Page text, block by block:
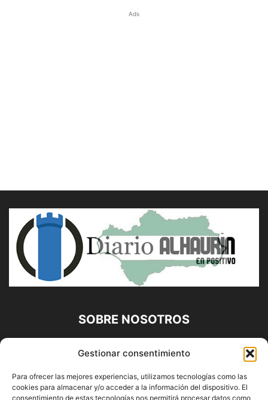
Gestionar consentimiento
Para ofrecer las mejores experiencias, utilizamos tecnologías como las
cookies para almacenar y/o acceder a la información del dispositivo. El
consentimiento de estas tecnologías nos permitirá procesar datos como
Ads
SOBRE NOSOTROS
Diario Alhaurín (www.alhaurindelatorre.com) Propiedad de
Francisco E. López López | 639 95 71 95 | Noticias de
Alhaurín de la Torre, Málaga y Provincia|
Contáctanos:info@alhaurindelatorre.com